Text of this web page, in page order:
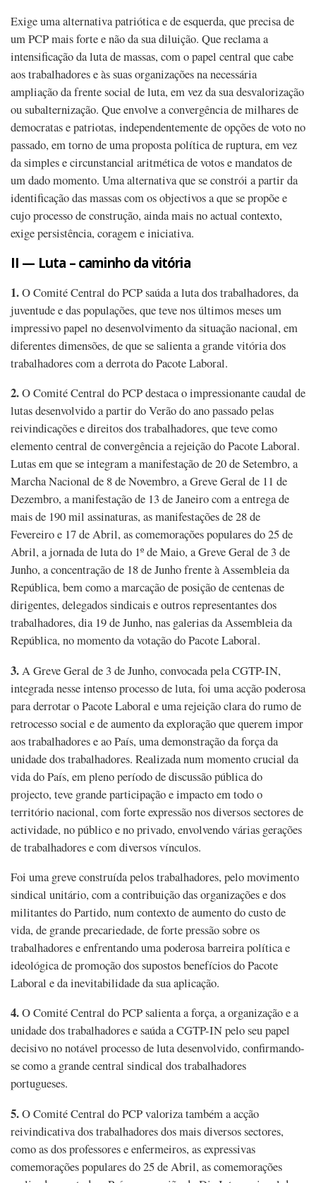
Exige uma alternativa patriótica e de esquerda, que precisa de
um PCP mais forte e não da sua diluição. Que reclama a
intensificação da luta de massas, com o papel central que cabe
aos trabalhadores e às suas organizações na necessária
ampliação da frente social de luta, em vez da sua desvalorização
ou subalternização. Que envolve a convergência de milhares de
democratas e patriotas, independentemente de opções de voto no
passado, em torno de uma proposta política de ruptura, em vez
da simples e circunstancial aritmética de votos e mandatos de
um dado momento. Uma alternativa que se constrói a partir da
identificação das massas com os objectivos a que se propõe e
cujo processo de construção, ainda mais no actual contexto,
exige persistência, coragem e iniciativa.
II — Luta – caminho da vitória
1.O Comité Central do PCP saúda a luta dos trabalhadores, da
juventude e das populações, que teve nos últimos meses um
impressivo papel no desenvolvimento da situação nacional, em
diferentes dimensões, de que se salienta a grande vitória dos
trabalhadores com a derrota do Pacote Laboral.
2.O Comité Central do PCP destaca o impressionante caudal de
lutas desenvolvido a partir do Verão do ano passado pelas
reivindicações e direitos dos trabalhadores, que teve como
elemento central de convergência a rejeição do Pacote Laboral.
Lutas em que se integram a manifestação de 20 de Setembro, a
Marcha Nacional de 8 de Novembro, a Greve Geral de 11 de
Dezembro, a manifestação de 13 de Janeiro com a entrega de
mais de 190 mil assinaturas, as manifestações de 28 de
Fevereiro e 17 de Abril, as comemorações populares do 25 de
Abril, a jornada de luta do 1º de Maio, a Greve Geral de 3 de
Junho, a concentração de 18 de Junho frente à Assembleia da
República, bem como a marcação de posição de centenas de
dirigentes, delegados sindicais e outros representantes dos
trabalhadores, dia 19 de Junho, nas galerias da Assembleia da
República, no momento da votação do Pacote Laboral.
3.A Greve Geral de 3 de Junho, convocada pela CGTP-IN,
integrada nesse intenso processo de luta, foi uma acção poderosa
para derrotar o Pacote Laboral e uma rejeição clara do rumo de
retrocesso social e de aumento da exploração que querem impor
aos trabalhadores e ao País, uma demonstração da força da
unidade dos trabalhadores. Realizada num momento crucial da
vida do País, em pleno período de discussão pública do
projecto, teve grande participação e impacto em todo o
território nacional, com forte expressão nos diversos sectores de
actividade, no público e no privado, envolvendo várias gerações
de trabalhadores e com diversos vínculos.
Foi uma greve construída pelos trabalhadores, pelo movimento
sindical unitário, com a contribuição das organizações e dos
militantes do Partido, num contexto de aumento do custo de
vida, de grande precariedade, de forte pressão sobre os
trabalhadores e enfrentando uma poderosa barreira política e
ideológica de promoção dos supostos benefícios do Pacote
Laboral e da inevitabilidade da sua aplicação.
4.O Comité Central do PCP salienta a força, a organização e a
unidade dos trabalhadores e saúda a CGTP-IN pelo seu papel
decisivo no notável processo de luta desenvolvido, confirmando-
se como a grande central sindical dos trabalhadores
portugueses.
5.O Comité Central do PCP valoriza também a acção
reivindicativa dos trabalhadores dos mais diversos sectores,
como as dos professores e enfermeiros, as expressivas
comemorações populares do 25 de Abril, as comemorações